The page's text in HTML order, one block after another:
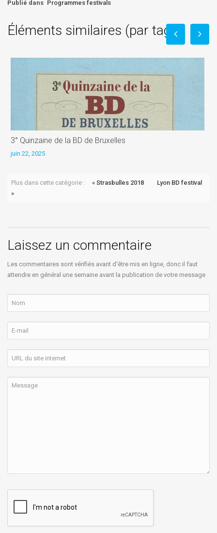
Publié dans Programmes festivals
Éléments similaires (par tag)
3° Quinzaine de la BD de Bruxelles
juin 22, 2025
Plus dans cette catégorie : « Strasbulles 2018
Lyon BD festival
»
Laissez un commentaire
Les commentaires sont vérifiés avant d'être mis en ligne, donc il faut
attendre en général une semaine avant la publication de votre message